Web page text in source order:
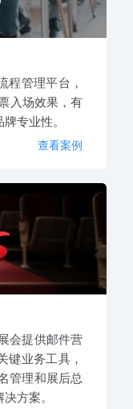
程管理平台，
入场效果，有
专业性。
查看案例
会提供邮件营
键业务工具，
管理和展后总
方案。